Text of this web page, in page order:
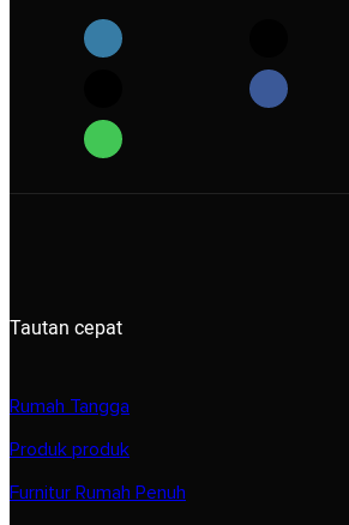
Tautan cepat
Rumah Tangga
Produk produk
Furnitur Rumah Penuh